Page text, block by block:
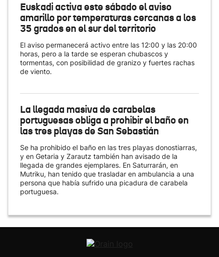
Euskadi activa este sábado el aviso
amarillo por temperaturas cercanas a los
35 grados en el sur del territorio
El aviso permanecerá activo entre las 12:00 y las 20:00
horas, pero a la tarde se esperan chubascos y
tormentas, con posibilidad de granizo y fuertes rachas
de viento.
La llegada masiva de carabelas
portuguesas obliga a prohibir el baño en
las tres playas de San Sebastián
Se ha prohibido el baño en las tres playas donostiarras,
y en Getaria y Zarautz también han avisado de la
llegada de grandes ejemplares. En Saturrarán, en
Mutriku, han tenido que trasladar en ambulancia a una
persona que había sufrido una picadura de carabela
portuguesa.